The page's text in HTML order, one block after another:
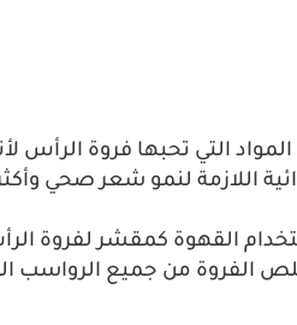
التي تحبها فروة الرأس
اللازمة لنمو شعر صحي
القهوة كمقشر لفروة
الفروة من جميع الرواسب